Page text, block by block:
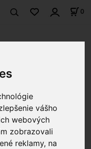
vášho
webových
zobrazovali
reklamy, na
0